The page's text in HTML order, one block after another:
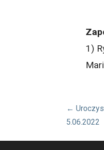
1)
←
5.06.2022